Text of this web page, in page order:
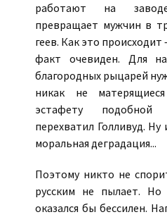
работают на
превращает мужчин в
геев. Как это происходит
факт очевиден. Для
благородных рыцарей
никак не
эстафету подобной
перехватил Голливуд.
моральная деградация...
Поэтому никто не
русским не пылает.
оказался бы бессилен.